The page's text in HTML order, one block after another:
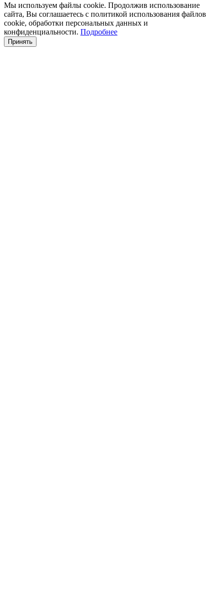
Мы используем файлы cookie. Продолжив использование
сайта, Вы соглашаетесь с политикой использования файлов
cookie, обработки персональных данных и
конфиденциальности. Подробнее
Принять